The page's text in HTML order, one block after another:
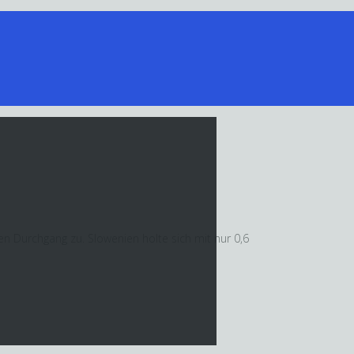
Durchgang zu. Slowenien holte sich mit nur 0,6